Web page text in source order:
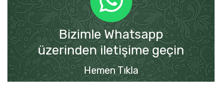
Bizimle Whatsapp
üzerinden iletişime geçin
Hemen Tıkla